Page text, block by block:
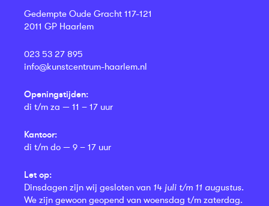
Gedempte Oude Gracht 117-121
2011 GP Haarlem
023 53 27 895
info@kunstcentrum-haarlem.nl
Openingstijden:
di t/m za — 11 – 17 uur
Kantoor:
di t/m do — 9 – 17 uur
Let op:
Dinsdagen zijn wij gesloten van 14 juli t/m 11 augustus.
We zijn gewoon geopend van woensdag t/m zaterdag.